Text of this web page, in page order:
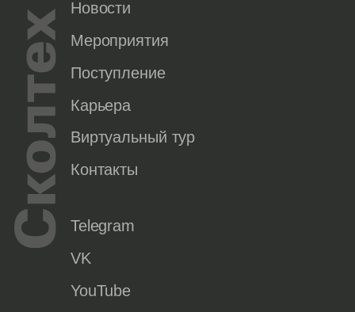
Новости
Мероприятия
Поступление
Карьера
Виртуальный тур
Контакты
Telegram
VK
YouTube